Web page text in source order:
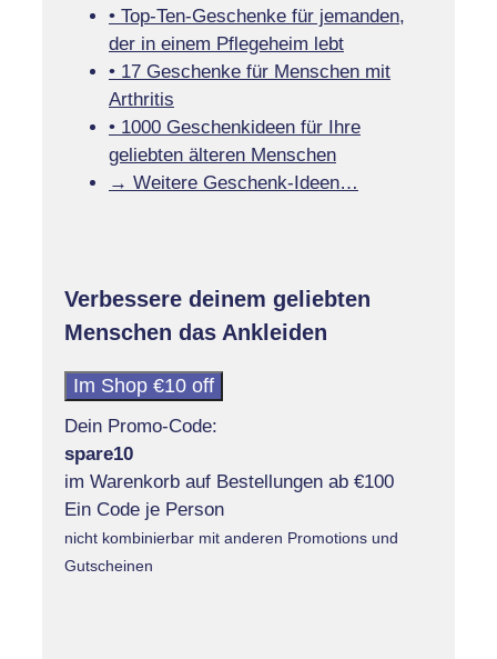
• Top-Ten-Geschenke für jemanden,
der in einem Pflegeheim lebt
• 17 Geschenke für Menschen mit
Arthritis
• 1000 Geschenkideen für Ihre
geliebten älteren Menschen
→ Weitere Geschenk-Ideen…
Verbessere deinem geliebten
Menschen das Ankleiden
Im Shop €10 off
Dein Promo-Code:
spare10
im Warenkorb auf Bestellungen ab €100
Ein Code je Person
nicht kombinierbar mit anderen Promotions und
Gutscheinen